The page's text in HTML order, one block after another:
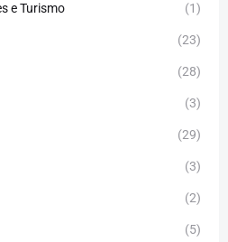
e Turismo (1)
(23)
(28)
(3)
(29)
(3)
(2)
(5)